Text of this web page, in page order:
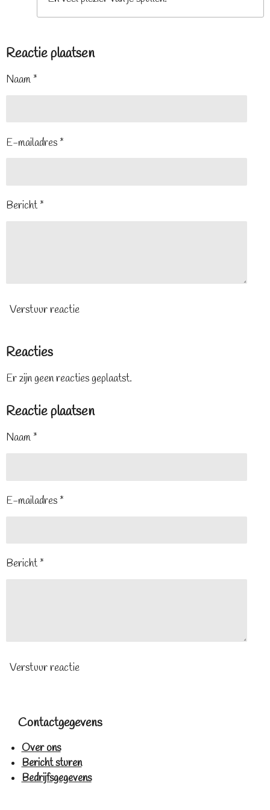
Reactie plaatsen
Naam *
E-mailadres *
Bericht *
Verstuur reactie
Reacties
Er zijn geen reacties geplaatst.
Reactie plaatsen
Naam *
E-mailadres *
Bericht *
Verstuur reactie
Contactgegevens
Over ons
Bericht sturen
Bedrijfsgegevens